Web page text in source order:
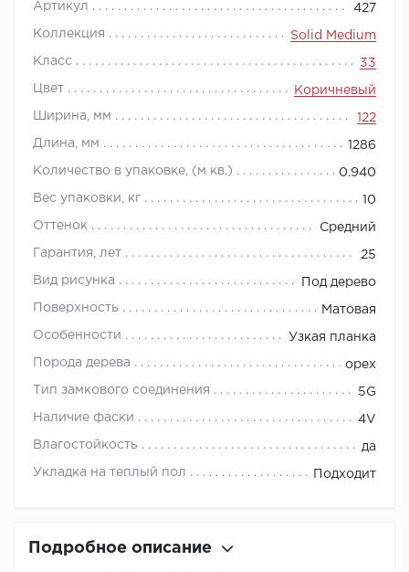
Артикул 427
Коллекция Solid Medium
Класс 33
Цвет Коричневый
Ширина, мм 122
Длина, мм 1286
Количество в упаковке, (м кв.) 0.940
Вес упаковки, кг 10
Оттенок Средний
Гарантия, лет 25
Вид рисунка Под дерево
Поверхность Матовая
Особенности Узкая планка
Порода дерева орех
Тип замкового соединения 5G
Наличие фаски 4V
Влагостойкость да
Укладка на теплый пол Подходит
Подробное описание